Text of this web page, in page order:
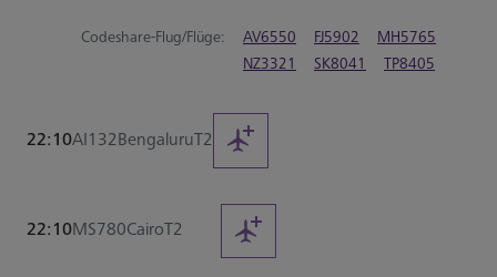
Codeshare-Flug/Flüge: AV6550 FJ5902
MH5765
NZ3321
SK8041 TP8405
22:10AI132BengaluruT2
22:10MS780CairoT2